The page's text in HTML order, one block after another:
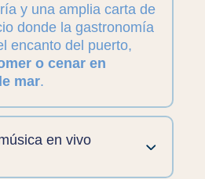
y una amplia carta de
donde la gastronomía
encanto del puerto,
o cenar en
mar.
en vivo